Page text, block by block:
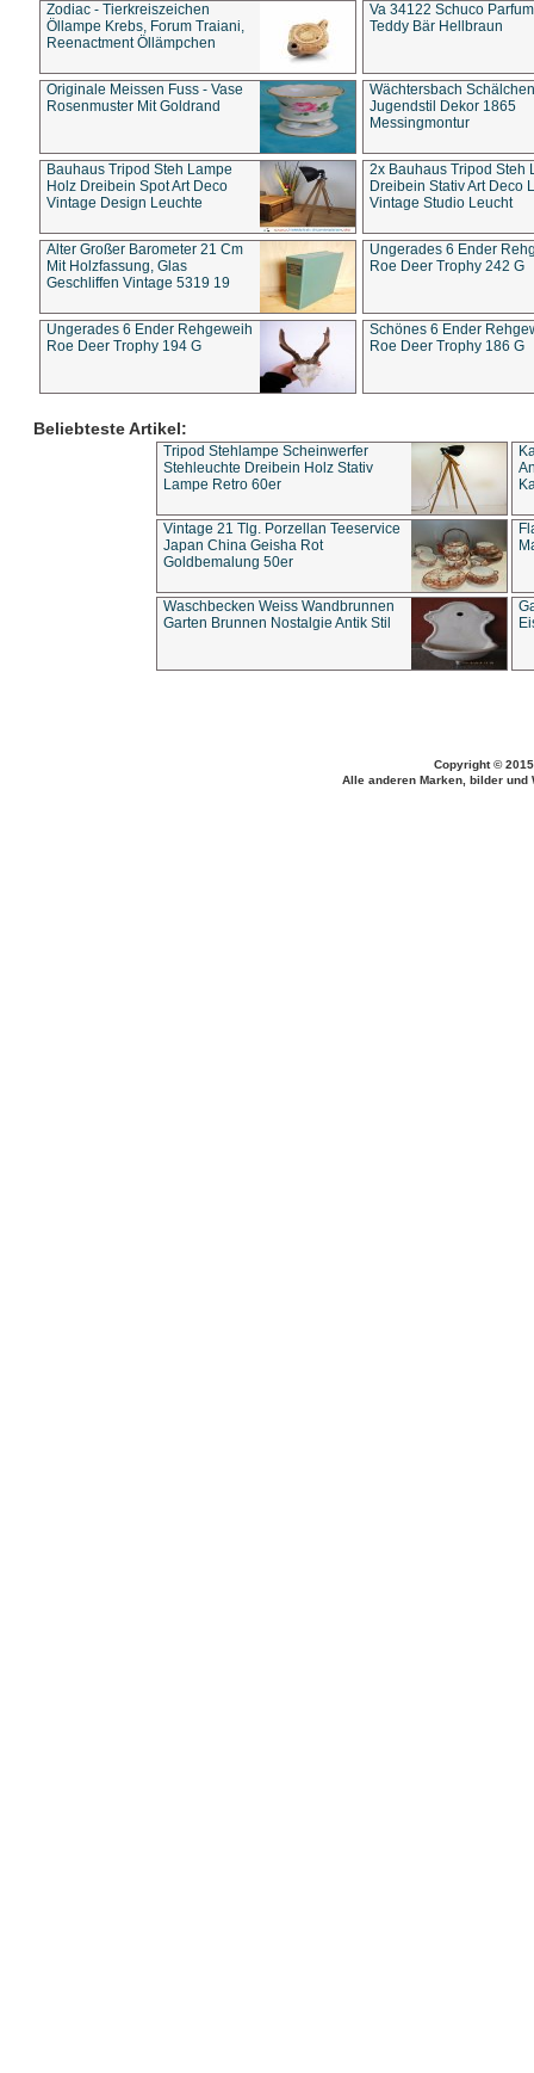
Zodiac - Tierkreiszeichen
Öllampe Krebs, Forum Traiani,
Reenactment Öllämpchen
Va 34122 Schuco
Teddy Bär Hellbraun
Originale Meissen Fuss - Vase
Rosenmuster Mit Goldrand
Wächtersbach Schälchen
Jugendstil Dekor 1865
Messingmontur
Bauhaus Tripod Steh Lampe
Holz Dreibein Spot Art Deco
Vintage Design Leuchte
2x Bauhaus Tripod Steh
Dreibein Stativ Art Deco
Vintage Studio Leucht
Alter Großer Barometer 21 Cm
Mit Holzfassung, Glas
Geschliffen Vintage 5319 19
Ungerades 6 Ender
Roe Deer Trophy 242 G
Ungerades 6 Ender Rehgeweih
Roe Deer Trophy 194 G
Schönes 6 Ender
Roe Deer Trophy 186 G
Beliebteste Artikel:
Tripod Stehlampe Scheinwerfer
Stehleuchte Dreibein Holz Stativ
Lampe Retro 60er
Vintage 21 Tlg. Porzellan Teeservice
Japan China Geisha Rot
Goldbemalung 50er
Waschbecken Weiss Wandbrunnen
Garten Brunnen Nostalgie Antik Stil
Copyright ©
Alle anderen Marken, bilder und